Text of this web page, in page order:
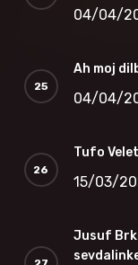
04/04/
Ah moj
04/04/
Tufo
15/03/
Jusuf